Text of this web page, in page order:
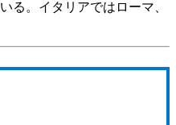
る。イタリアではローマ、